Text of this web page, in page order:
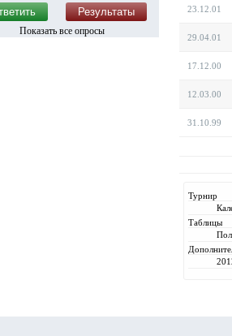
Показать все опросы
23.12.01
29.04.01
17.12.00
12.03.00
31.10.99
Турнир
Таблицы